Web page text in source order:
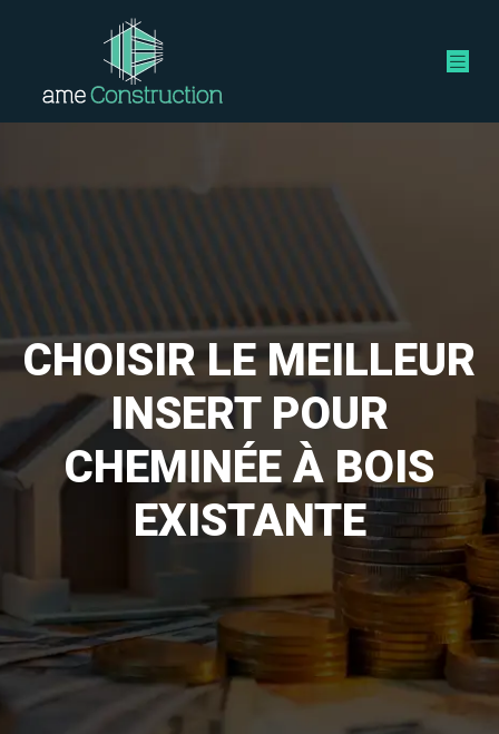
CHOISIR LE MEILLEUR
INSERT POUR
CHEMINÉE À BOIS
EXISTANTE